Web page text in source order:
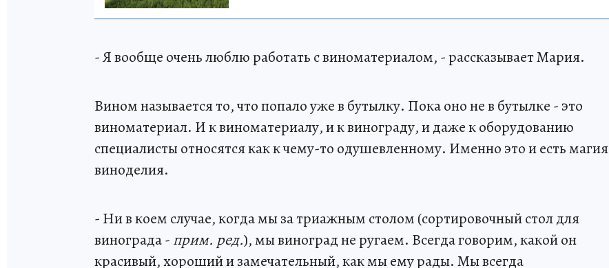
- Я вообще очень люблю работать с виноматериалом, - рассказывает Мария.
Вином называется то, что попало уже в бутылку. Пока оно не в бутылке - это
виноматериал. И к виноматериалу, и к винограду, и даже к оборудованию
специалисты относятся как к чему-то одушевленному. Именно это и есть магия
виноделия.
- Ни в коем случае, когда мы за триажным столом (сортировочный стол для
винограда - прим. ред.), мы виноград не ругаем. Всегда говорим, какой он
красивый, хороший и замечательный, как мы ему рады. Мы всегда